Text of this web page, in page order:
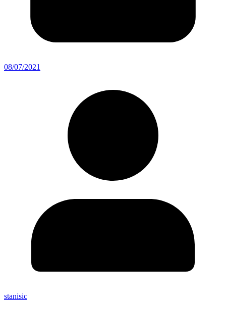
08/07/2021
stanisic